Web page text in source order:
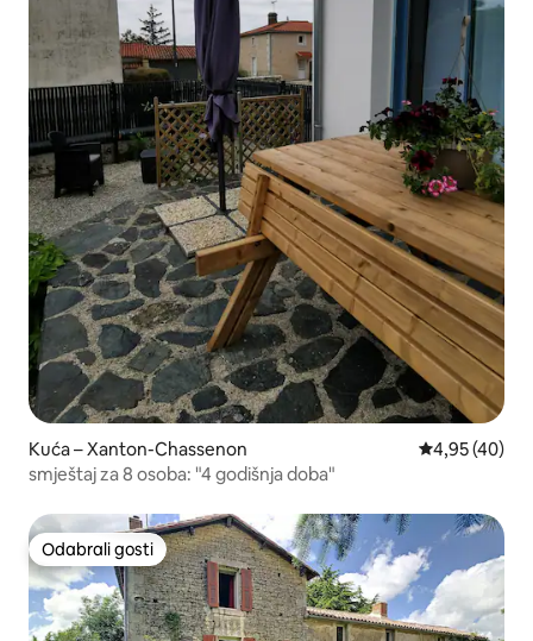
Kuća – Xanton-Chassenon Prosječna
4,95 (40)
smještaj za 8 osoba: "4 godišnja doba"
Odabrali gosti
Odabrali gosti